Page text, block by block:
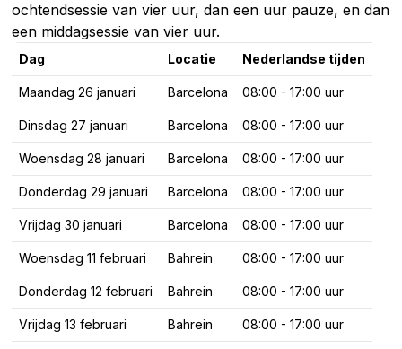
ochtendsessie van vier uur, dan een uur pauze, en dan
een middagsessie van vier uur.
Dag Locatie Nederlandse tijden
Maandag 26 januari Barcelona 08:00 - 17:00 uur
Dinsdag 27 januari Barcelona 08:00 - 17:00 uur
Woensdag 28 januari Barcelona 08:00 - 17:00 uur
Donderdag 29 januari Barcelona 08:00 - 17:00 uur
Vrijdag 30 januari Barcelona 08:00 - 17:00 uur
Woensdag 11 februari Bahrein 08:00 - 17:00 uur
Donderdag 12 februari Bahrein 08:00 - 17:00 uur
Vrijdag 13 februari Bahrein 08:00 - 17:00 uur